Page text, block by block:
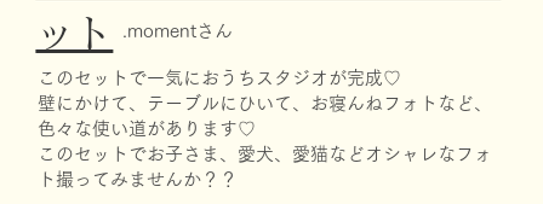
ット
.momentさん
このセットで一気におうちスタジオが完成♡
壁にかけて、テーブルにひいて、お寝んねフォトなど、
色々な使い道があります♡
このセットでお子さま、愛犬、愛猫などオシャレなフォ
ト撮ってみませんか？？